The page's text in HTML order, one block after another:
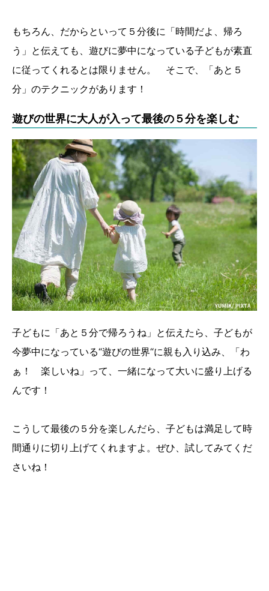
もちろん、だからといって５分後に「時間だよ、帰ろ
う」と伝えても、遊びに夢中になっている子どもが素直
に従ってくれるとは限りません。 そこで、「あと５
分」のテクニックがあります！
遊びの世界に大人が入って最後の５分を楽しむ
子どもに「あと５分で帰ろうね」と伝えたら、子どもが
今夢中になっている“遊びの世界“に親も入り込み、「わ
ぁ！ 楽しいね」って、一緒になって大いに盛り上げる
んです！
こうして最後の５分を楽しんだら、子どもは満足して時
間通りに切り上げてくれますよ。ぜひ、試してみてくだ
さいね！